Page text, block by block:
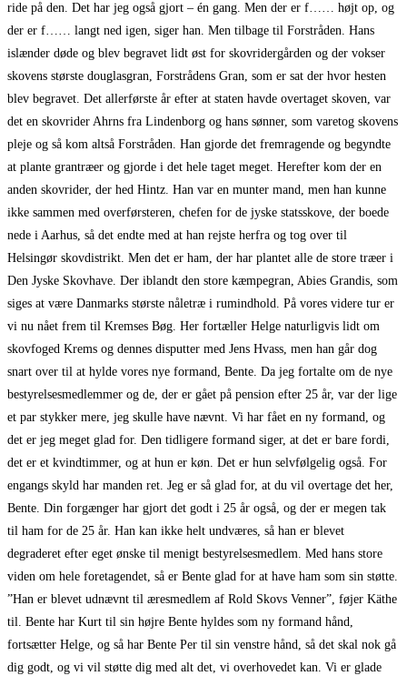
ride på den. Det har jeg også gjort – én gang. Men der er f…… højt op, og
der er f…… langt ned igen, siger han. Men tilbage til Forstråden. Hans
islænder døde og blev begravet lidt øst for skovridergården og der vokser
skovens største douglasgran, Forstrådens Gran, som er sat der hvor hesten
blev begravet. Det allerførste år efter at staten havde overtaget skoven, var
det en skovrider Ahrns fra Lindenborg og hans sønner, som varetog skovens
pleje og så kom altså Forstråden. Han gjorde det fremragende og begyndte
at plante grantræer og gjorde i det hele taget meget. Herefter kom der en
anden skovrider, der hed Hintz. Han var en munter mand, men han kunne
ikke sammen med overførsteren, chefen for de jyske statsskove, der boede
nede i Aarhus, så det endte med at han rejste herfra og tog over til
Helsingør skovdistrikt. Men det er ham, der har plantet alle de store træer i
Den Jyske Skovhave. Der iblandt den store kæmpegran, Abies Grandis, som
siges at være Danmarks største nåletræ i rumindhold. På vores videre tur er
vi nu nået frem til Kremses Bøg. Her fortæller Helge naturligvis lidt om
skovfoged Krems og dennes disputter med Jens Hvass, men han går dog
snart over til at hylde vores nye formand, Bente. Da jeg fortalte om de nye
bestyrelsesmedlemmer og de, der er gået på pension efter 25 år, var der lige
et par stykker mere, jeg skulle have nævnt. Vi har fået en ny formand, og
det er jeg meget glad for. Den tidligere formand siger, at det er bare fordi,
det er et kvindtimmer, og at hun er køn. Det er hun selvfølgelig også. For
engangs skyld har manden ret. Jeg er så glad for, at du vil overtage det her,
Bente. Din forgænger har gjort det godt i 25 år også, og der er megen tak
til ham for de 25 år. Han kan ikke helt undværes, så han er blevet
degraderet efter eget ønske til menigt bestyrelsesmedlem. Med hans store
viden om hele foretagendet, så er Bente glad for at have ham som sin støtte.
”Han er blevet udnævnt til æresmedlem af Rold Skovs Venner”, føjer Käthe
til. Bente har Kurt til sin højre Bente hyldes som ny formand hånd,
fortsætter Helge, og så har Bente Per til sin venstre hånd, så det skal nok gå
dig godt, og vi vil støtte dig med alt det, vi overhovedet kan. Vi er glade